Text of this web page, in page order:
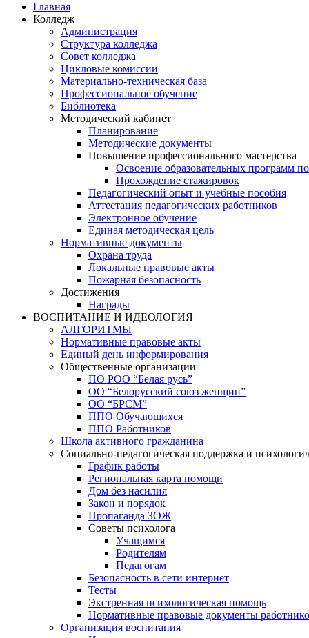
Главная
Колледж
Администрация
Структура колледжа
Совет колледжа
Цикловые комиссии
Материально-техническая база
Профессиональное обучение
Библиотека
Методический кабинет
Планирование
Методические документы
Повышение профессионального мастерства
Освоение образовательных программ
Прохождение стажировок
Педагогический опыт и учебные пособия
Аттестация педагогических работников
Электронное обучение
Единая методическая цель
Нормативные документы
Охрана труда
Локальные правовые акты
Пожарная безопасность
Достижения
Награды
ВОСПИТАНИЕ И ИДЕОЛОГИЯ
АЛГОРИТМЫ
Нормативные правовые акты
Единый день информирования
Общественные организации
ПО РОО “Белая русь”
ОО “Белорусский союз женщин”
ОО “БРСМ”
ППО Обучающихся
ППО Работников
Школа активного гражданина
Социально-педагогическая поддержка и
График работы
Региональная карта помощи
Дом без насилия
Закон и порядок
Пропаганда ЗОЖ
Советы психолога
Учащимся
Родителям
Педагогам
Безопасность в сети интернет
Тесты
Экстренная психологическая помощь
Нормативные правовые документы
Организация воспитания